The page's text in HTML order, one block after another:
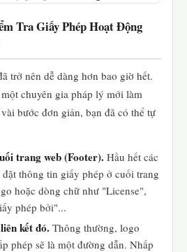
Tra Giấy Phép Hoạt Động
trở nên dễ dàng hơn bao giờ hết.
chuyên gia pháp lý mới làm
bước đơn giản, bạn đã có thể tự
trang web (Footer). Hầu hết các
thông tin giấy phép ở cuối trang
hoặc dòng chữ như "License",
phép bởi"...
kết đó. Thông thường, logo
phép sẽ là một đường dẫn. Nhấp